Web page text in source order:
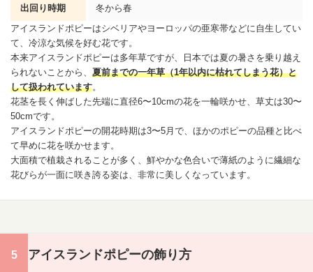
出回り時期
冬から春
アイスランドポピーはシベリアやヨーロッパの亜寒帯などに自生してい
て、冷涼な気候を好む花です。
本来アイスランドポピーは多年草ですが、日本では夏の暑さを乗り越え
られないことから、 夏前までの一年草（1年以内に枯れてしまう花）と
して扱われています。
花茎を長く伸ばした先端に直径6〜10cmの花を一輪咲かせ、草丈は30〜
50cmです。
アイスランドポピーの開花時期は3〜5月で、ほかのポピーの品種と比べ
て早めに花を咲かせます。
大面積で植栽されることが多く、鮮やかな色合いで薄紙のように繊細な
花びらが一面に咲き誇る姿は、非常に美しくなっています。
アイスランドポピーの飾り方